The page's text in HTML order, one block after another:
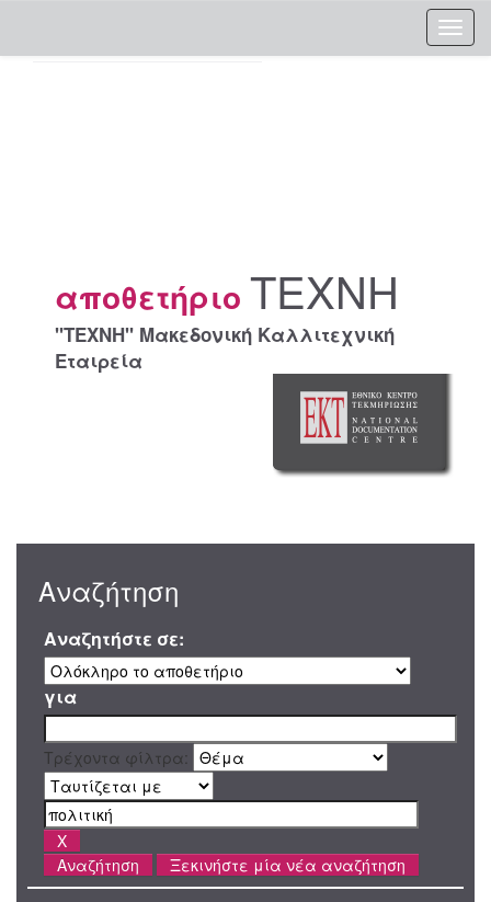
αποθετήριο ΤΕΧΝΗ
"ΤΕΧΝΗ" Μακεδονική Καλλιτεχνική
Εταιρεία
Αναζήτηση
Αναζητήστε σε:
για
Τρέχοντα φίλτρα:
Ξεκινήστε μία νέα αναζήτηση